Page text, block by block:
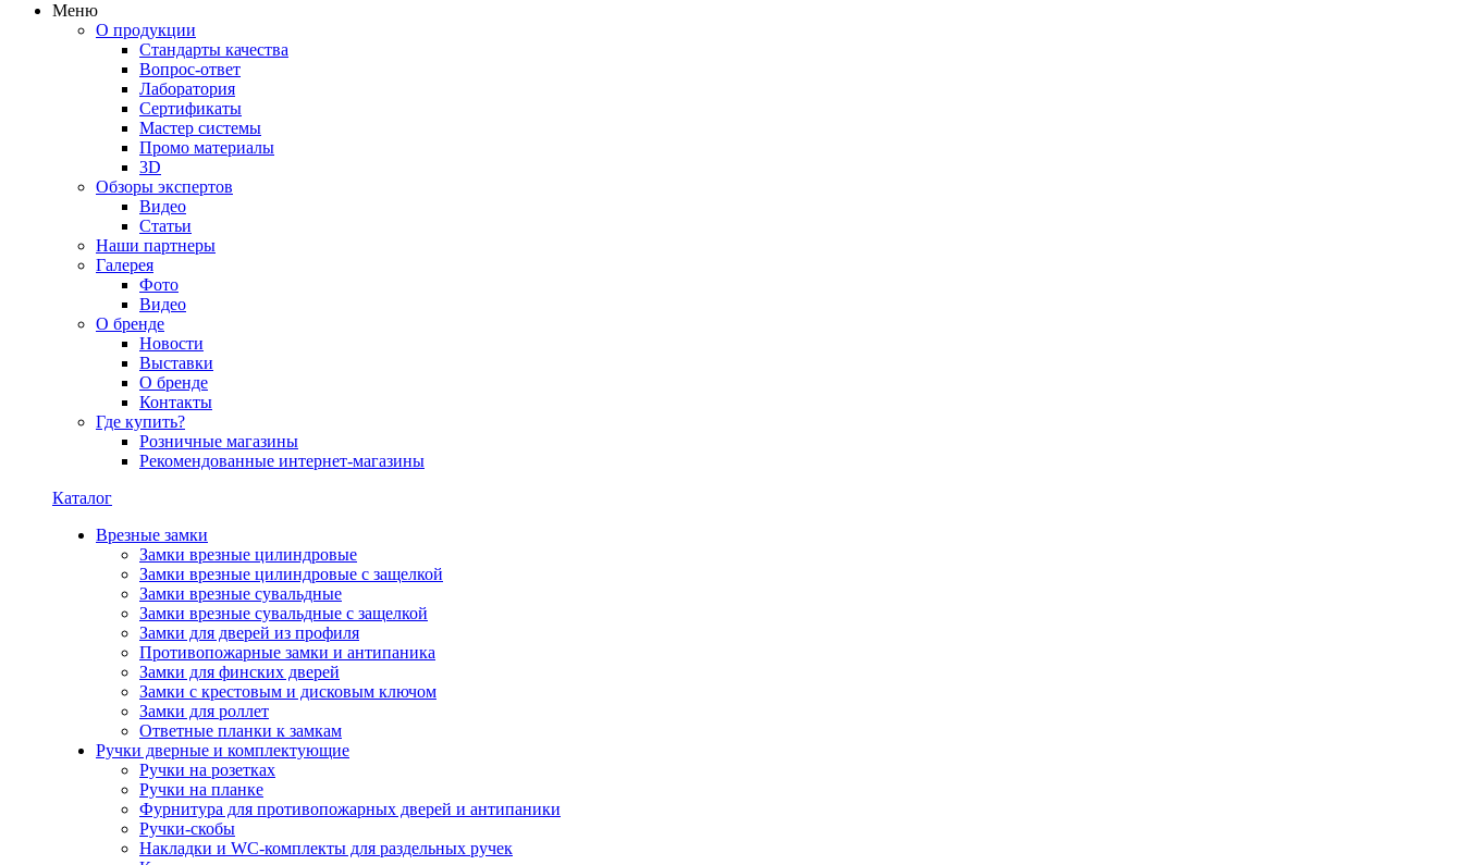
Меню
О продукции
Стандарты качества
Вопрос-ответ
Лаборатория
Сертификаты
Мастер системы
Промо материалы
3D
Обзоры экспертов
Видео
Статьи
Наши партнеры
Галерея
Фото
Видео
О бренде
Новости
Выставки
О бренде
Контакты
Где купить?
Розничные магазины
Рекомендованные интернет-магазины
Каталог
Врезные замки
Замки врезные цилиндровые
Замки врезные цилиндровые с защелкой
Замки врезные сувальдные
Замки врезные сувальдные с защелкой
Замки для дверей из профиля
Противопожарные замки и антипаника
Замки для финских дверей
Замки с крестовым и дисковым ключом
Замки для роллет
Ответные планки к замкам
Ручки дверные и комплектующие
Ручки на розетках
Ручки на планке
Фурнитура для противопожарных дверей и антипаники
Ручки-скобы
Накладки и WC-комплекты для раздельных ручек